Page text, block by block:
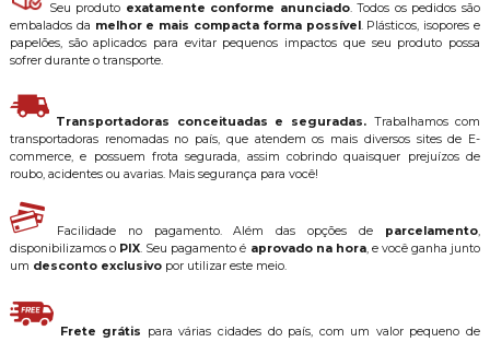
Seu produto exatamente conforme anunciado. Todos os pedidos são
embalados da melhor e mais compacta forma possível . Plásticos, isopores e
papelões, são aplicados para evitar pequenos impactos que seu produto possa
sofrer durante o transporte.
Transportadoras conceituadas e seguradas. Trabalhamos com
transportadoras renomadas no país, que atendem os mais diversos sites de E-
commerce, e possuem frota segurada, assim cobrindo quaisquer prejuízos de
roubo, acidentes ou avarias. Mais segurança para você!
Facilidade no pagamento. Além das opções de parcelamento,
disponibilizamos o PIX. Seu pagamento é aprovado na hora, e você ganha junto
um desconto exclusivopor utilizar este meio.
Frete grátis para várias cidades do país, com um valor pequeno de